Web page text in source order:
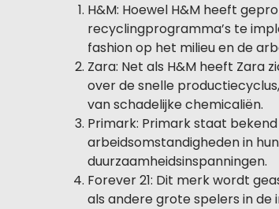
H&M: Hoewel H&M heeft
recyclingprogramma’s te
fashion op het milieu en de
Zara: Net als H&M heeft Zara
over de snelle
van schadelijke chemicaliën.
Primark: Primark staat
arbeidsomstandigheden in
duurzaamheidsinspanningen.
Forever 21: Dit merk wordt
als andere grote spelers in de